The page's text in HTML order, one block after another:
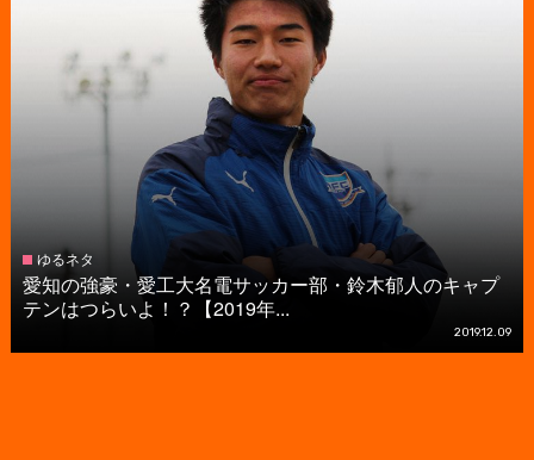
ゆるネタ
愛知の強豪・愛工大名電サッカー部・鈴木郁人のキャプ
テンはつらいよ！？【2019年...
2019.12.09